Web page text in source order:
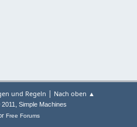
und Regeln | Nach oben ▲
, Simple Machines
Free Forums